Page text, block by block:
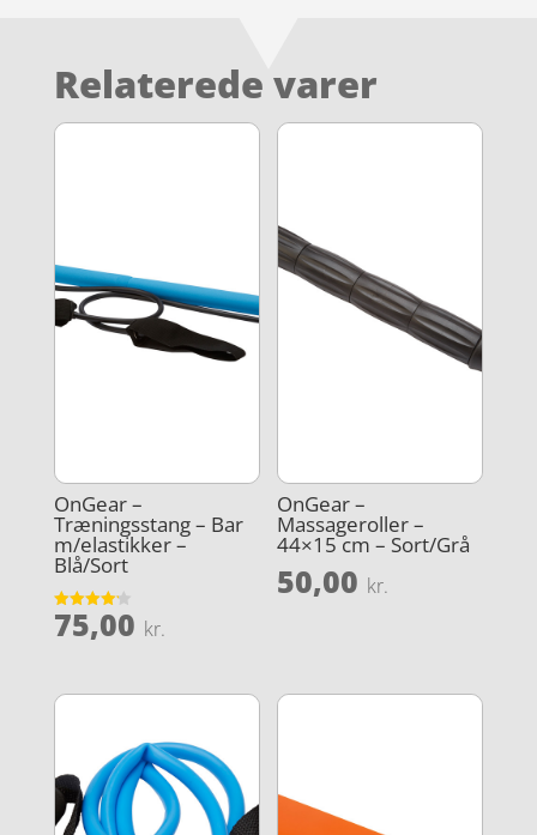
Relaterede varer
OnGear –
Træningsstang – Bar
m/elastikker –
Blå/Sort
Vurderet
4.2
75,00 kr.
OnGear –
Massageroller –
44×15 cm – Sort/Grå
50,00 kr.